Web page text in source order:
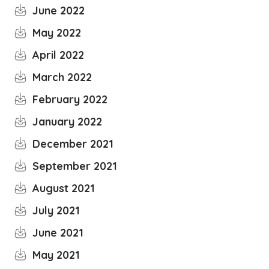
June 2022
May 2022
April 2022
March 2022
February 2022
January 2022
December 2021
September 2021
August 2021
July 2021
June 2021
May 2021